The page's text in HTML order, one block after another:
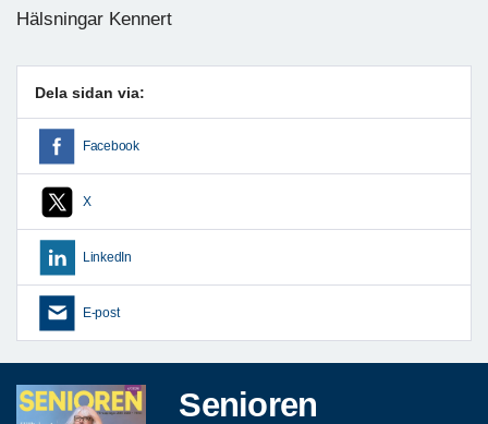
Hälsningar Kennert
Dela sidan via:
Facebook
X
LinkedIn
E-post
Senioren